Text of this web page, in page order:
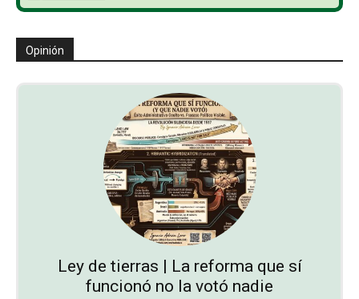
Opinión
Ley de tierras | La reforma que sí
funcionó no la votó nadie